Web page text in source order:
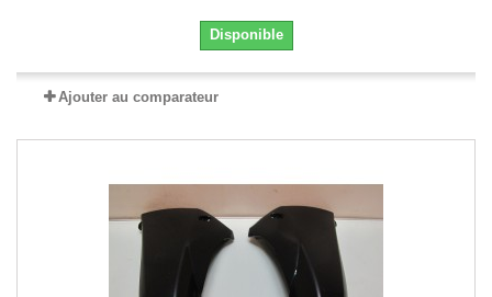
Disponible
Ajouter au comparateur